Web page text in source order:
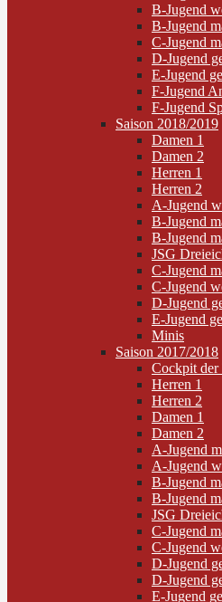
B-Jugend
B-Jugend
C-Jugend
D-Jugend
E-Jugend
F-Jugend
F-Jugend
Saison 2018/2019
Damen 1
Damen 2
Herren 1
Herren 2
A-Jugend
B-Jugend
B-Jugend
JSG
C-Jugend
C-Jugend
D-Jugend
E-Jugend
Minis
Saison 2017/2018
Cockpit der
Herren 1
Herren 2
Damen 1
Damen 2
A-Jugend
A-Jugend
B-Jugend
B-Jugend
JSG
C-Jugend
C-Jugend
D-Jugend
D-Jugend
E-Jugend